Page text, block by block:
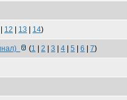
12 13 14)
(1 2 3 4 5 6 7)